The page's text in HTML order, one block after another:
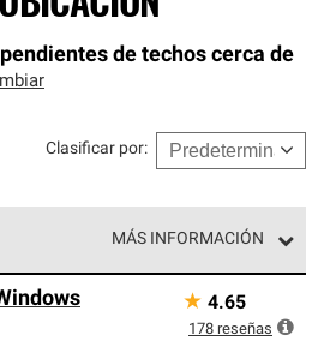
de techos cerca de
Clasificar por:
MÁS INFORMACIÓN
nivel superior de nuestra red
estándares estrictos de
★ 4.65
178 reseñas